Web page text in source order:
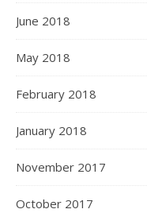
June 2018
May 2018
February 2018
January 2018
November 2017
October 2017